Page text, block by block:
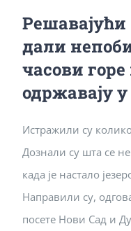
дали
часови
одржавају
Истражили су
Дознали су шта се
када је настало
Направили су,
посете Нови Сад и